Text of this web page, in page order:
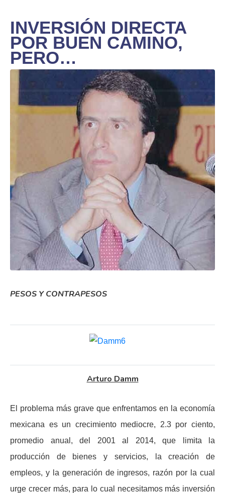
INVERSIÓN DIRECTA
POR BUEN CAMINO,
PERO…
PESOS Y CONTRAPESOS
Arturo Damm
El problema más grave que enfrentamos en la economía
mexicana es un crecimiento mediocre, 2.3 por ciento,
promedio anual, del 2001 al 2014, que limita la
producción de bienes y servicios, la creación de
empleos, y la generación de ingresos, razón por la cual
urge crecer más, para lo cual necesitamos más inversión